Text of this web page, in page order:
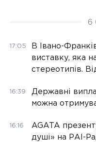
6
17:05
В Івано-
виставку, яка
стереотипів.
16:39
Державні
можна
16:16
AGATA
душі» на РАІ-